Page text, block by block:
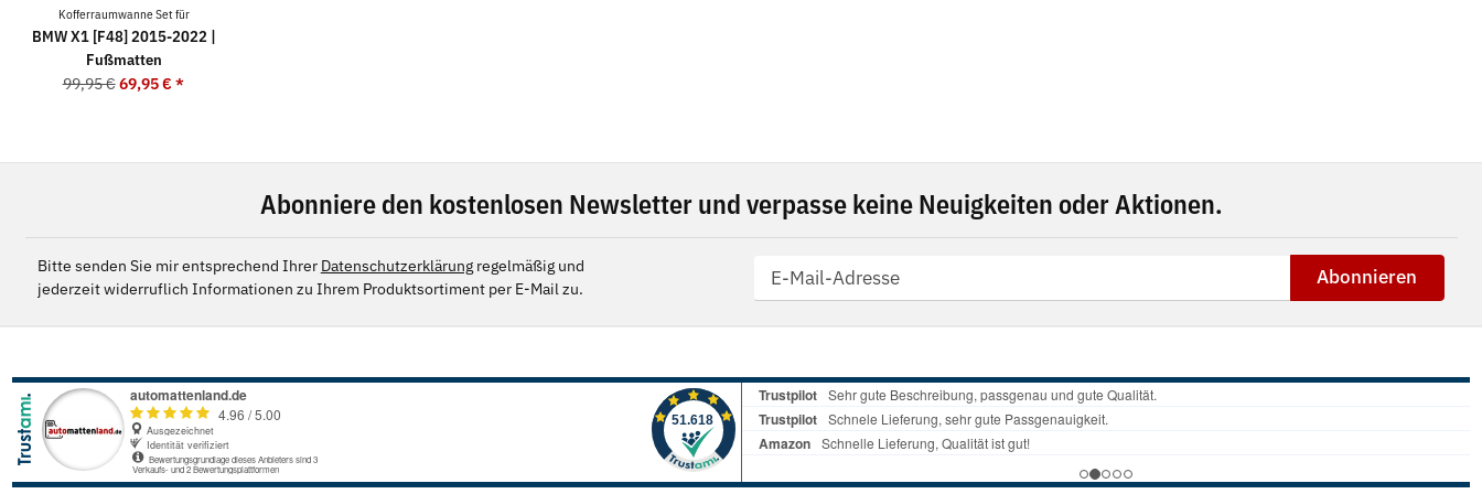
Kofferraumwanne Set für
BMW X1 [F48] 2015-2022 |
Fußmatten
99,95 € 69,95 €*
Abonniere den kostenlosen Newsletter und verpasse keine Neuigkeiten oder Aktionen.
Bitte senden Sie mir entsprechend Ihrer Datenschutzerklärungregelmäßig und
jederzeit widerruflich Informationen zu Ihrem Produktsortiment per E-Mail zu.
Abonnieren